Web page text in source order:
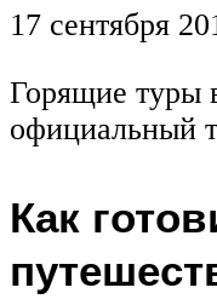
17 сентября
Горящие
официальный
Как